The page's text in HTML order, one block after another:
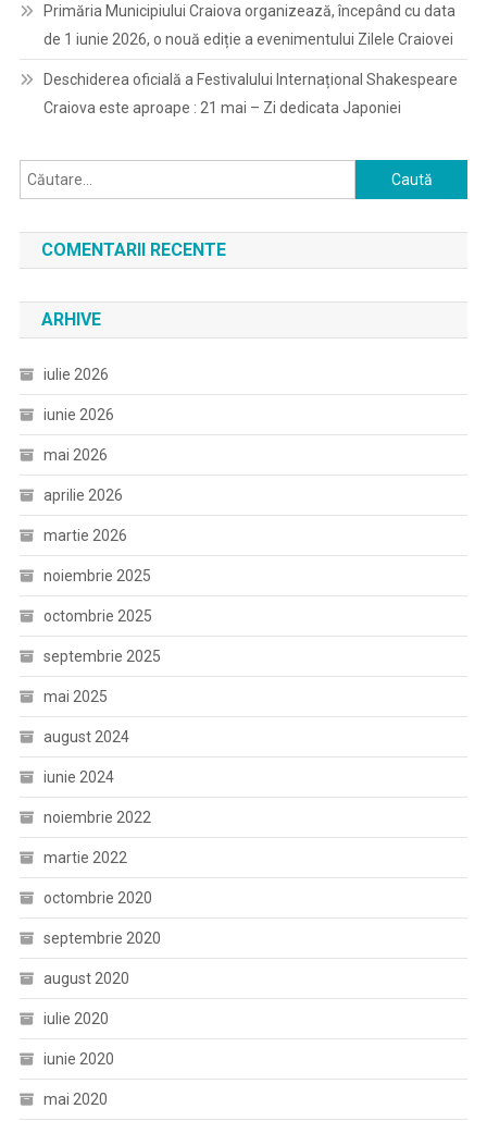
Primăria Municipiului Craiova organizează, începând cu data
de 1 iunie 2026, o nouă ediție a evenimentului Zilele Craiovei
Deschiderea oficială a Festivalului Internațional Shakespeare
Craiova este aproape : 21 mai – Zi dedicata Japoniei
Caută
după:
COMENTARII RECENTE
ARHIVE
iulie 2026
iunie 2026
mai 2026
aprilie 2026
martie 2026
noiembrie 2025
octombrie 2025
septembrie 2025
mai 2025
august 2024
iunie 2024
noiembrie 2022
martie 2022
octombrie 2020
septembrie 2020
august 2020
iulie 2020
iunie 2020
mai 2020